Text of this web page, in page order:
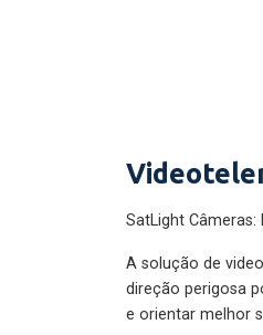
SatLight
A solução de
direção perigosa
e orientar melhor